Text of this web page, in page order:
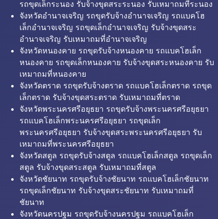
รถขุดเล็กระนอง รับจ้างขุดสระระนอง รับเหมาถมที่ระนอง
จังหวัดอำนาจเจริญ รถขุดรับจ้างอำนาจเจริญ รถแบคโฮ
เล็กอำนาจเจริญ รถขุดเล็กอำนาจเจริญ รับจ้างขุดสระ
อำนาจเจริญ รับเหมาถมที่อำนาจเจริญ
จังหวัดหนองคาย รถขุดรับจ้างหนองคาย รถแบคโฮเล็ก
หนองคาย รถขุดเล็กหนองคาย รับจ้างขุดสระหนองคาย รับ
เหมาถมที่หนองคาย
จังหวัดตราด รถขุดรับจ้างตราด รถแบคโฮเล็กตราด รถขุด
เล็กตราด รับจ้างขุดสระตราด รับเหมาถมที่ตราด
จังหวัดพระนครศรีอยุธยา รถขุดรับจ้างพระนครศรีอยุธยา
รถแบคโฮเล็กพระนครศรีอยุธยา รถขุดเล็ก
พระนครศรีอยุธยา รับจ้างขุดสระพระนครศรีอยุธยา รับ
เหมาถมที่พระนครศรีอยุธยา
จังหวัดสตูล รถขุดรับจ้างสตูล รถแบคโฮเล็กสตูล รถขุดเล็ก
สตูล รับจ้างขุดสระสตูล รับเหมาถมที่สตูล
จังหวัดชัยนาท รถขุดรับจ้างชัยนาท รถแบคโฮเล็กชัยนาท
รถขุดเล็กชัยนาท รับจ้างขุดสระชัยนาท รับเหมาถมที่
ชัยนาท
จังหวัดนครปฐม รถขุดรับจ้างนครปฐม รถแบคโฮเล็ก